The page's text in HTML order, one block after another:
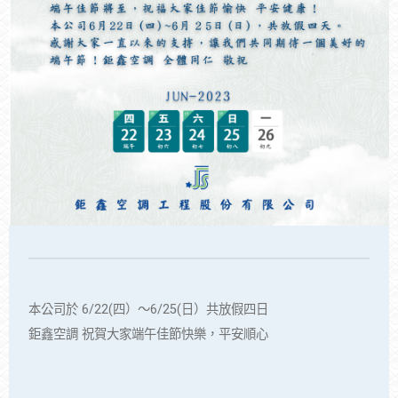
本公司於 6/22(四）～6/25(日）共放假四日
鉅鑫空調 祝賀大家端午佳節快樂，平安順心